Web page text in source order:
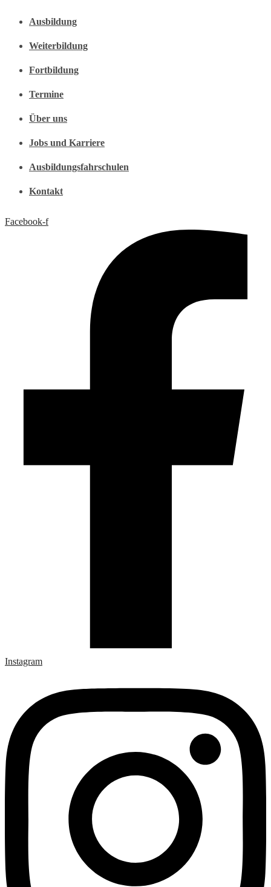
Ausbildung
Weiterbildung
Fortbildung
Termine
Über uns
Jobs und Karriere
Ausbildungsfahrschulen
Kontakt
Facebook-f
Instagram